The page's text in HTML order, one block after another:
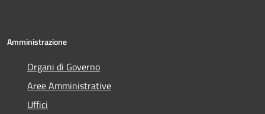
Amministrazione
Organi di Governo
Aree Amministrative
Uffici